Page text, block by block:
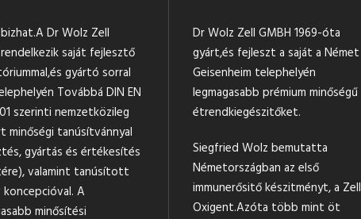
Dr Wolz Zell
saját fejlesztő
gyártó sorral
Továbbá DIN EN
szerinti nemzetközileg
minőségi tanúsítvánnyal
gyártás és értékesítés
valamint tanúsított
koncepcióval. A
minősítési
Dr Wolz Zell GMBH 1969-óta
gyárt,és fejleszt a saját a Német
Geisenheim telephelyén
legmagasabb prémium minőségű
étrendkiegészitőket.
Siegfried Wolz bemutatta
Németországban az első
immunerősitő készitményt, a Zell
Oxigent.Azóta több mint öt